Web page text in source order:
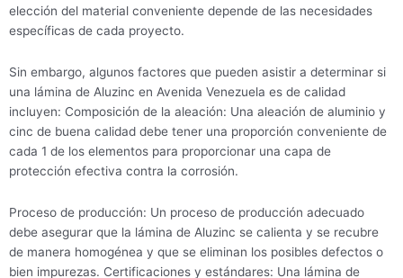
elección del material conveniente depende de las necesidades
específicas de cada proyecto.
Sin embargo, algunos factores que pueden asistir a determinar si
una lámina de Aluzinc en Avenida Venezuela es de calidad
incluyen: Composición de la aleación: Una aleación de aluminio y
cinc de buena calidad debe tener una proporción conveniente de
cada 1 de los elementos para proporcionar una capa de
protección efectiva contra la corrosión.
Proceso de producción: Un proceso de producción adecuado
debe asegurar que la lámina de Aluzinc se calienta y se recubre
de manera homogénea y que se eliminan los posibles defectos o
bien impurezas. Certificaciones y estándares: Una lámina de